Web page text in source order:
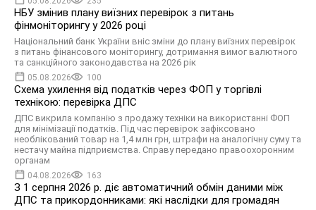
НБУ змінив плану виїзних перевірок з питань
фінмоніторингу у 2026 році
Національний банк України вніс зміни до плану виїзних перевірок
з питань фінансового моніторингу, дотримання вимог валютного
та санкційного законодавства на 2026 рік
05.08.2026 100
Схема ухилення від податків через ФОП у торгівлі
технікою: перевірка ДПС
ДПС викрила компанію з продажу техніки на використанні ФОП
для мінімізації податків. Під час перевірок зафіксовано
необлікований товар на 1,4 млн грн, штрафи на аналогічну суму та
нестачу майна підприємства. Справу передано правоохоронним
органам
04.08.2026 163
З 1 серпня 2026 р. діє автоматичний обмін даними між
ДПС та прикордонниками: які наслідки для громадян